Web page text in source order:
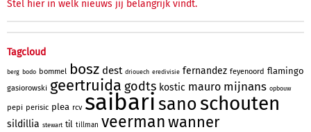
Stel hier in welk nieuws jij belangrijk vindt.
Tagcloud
berg bodo bommel bosz dest driouech eredivisie fernandez feyenoord flamingo
gasiorowski geertruida godts kostic mauro mijnans opbouw
pepi perisic plea rcv saibari sano schouten
sildillia stewart til tillman veermanwanner